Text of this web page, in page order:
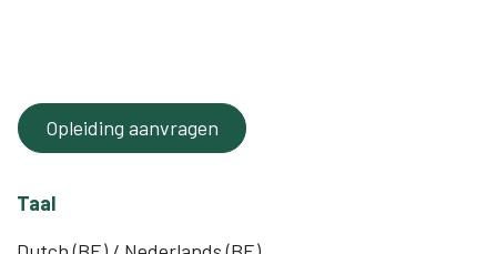
Opleiding aanvragen
Taal